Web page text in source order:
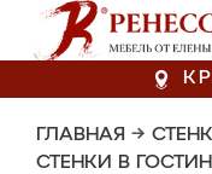
ГЛАВНАЯ →
СТЕНКИ В